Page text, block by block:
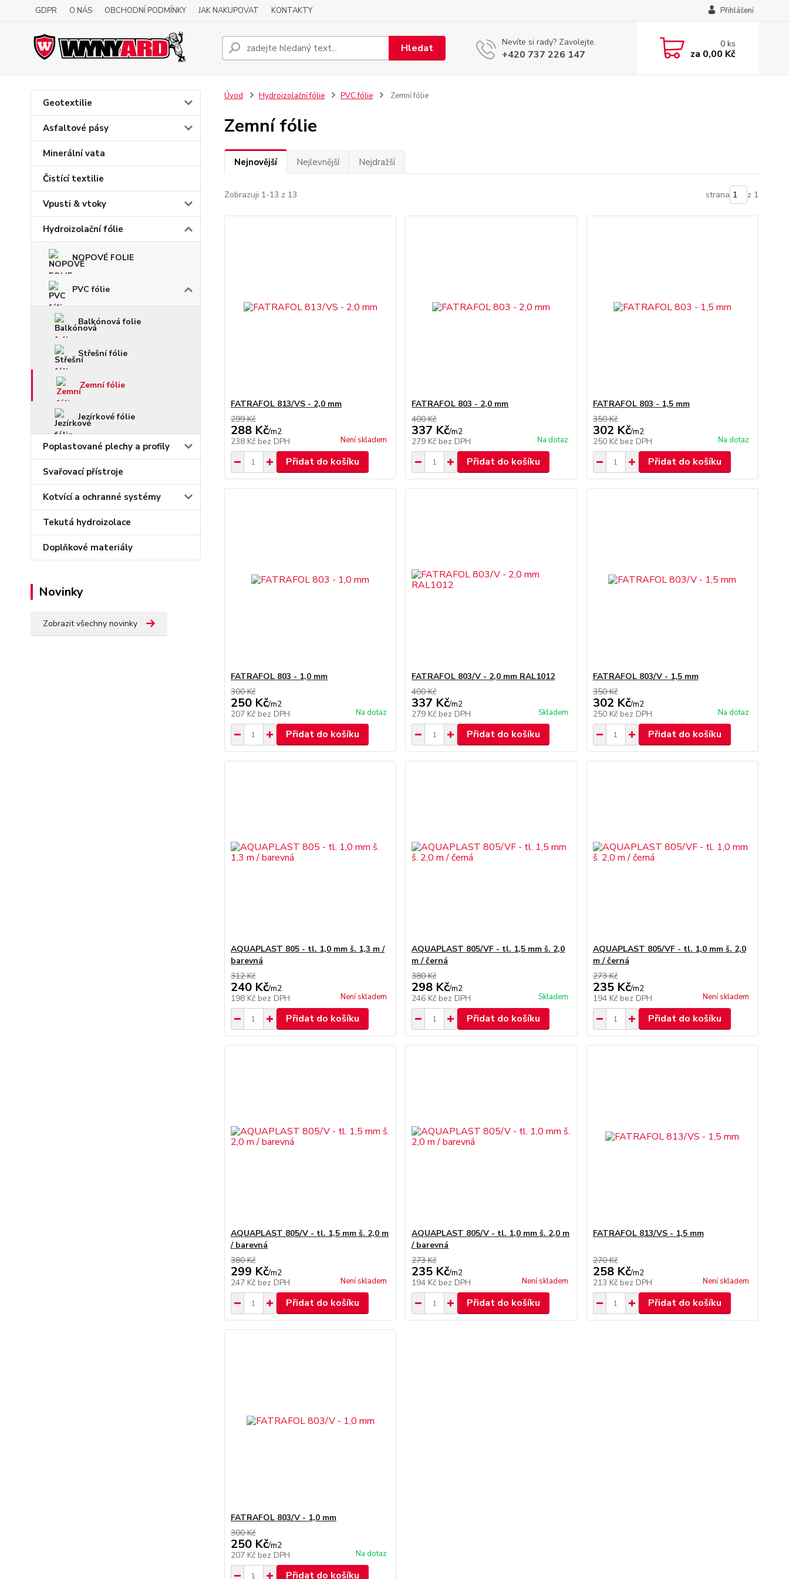
GDPR O NÁS OBCHODNÍ PODMÍNKY JAK NAKUPOVAT KONTAKTY Přihlášení
Hledat Nevíte si rady? Zavolejte.
+420 737 226 147
0ks
za 0,00 Kč
Geotextilie
Asfaltové pásy
Minerální vata
Čistící textilie
Vpusti & vtoky
Hydroizolační fólie
NOPOVÉ FOLIE
PVC fólie
Balkónová folie
Střešní fólie
Zemní fólie
Jezírkové fólie
Poplastované plechy a profily
Svařovací přístroje
Kotvící a ochranné systémy
Tekutá hydroizolace
Doplňkové materiály
Novinky
Zobrazit všechny novinky
Úvod Hydroizolační fólie PVC fólie Zemní fólie
Zemní fólie
Nejnovější Nejlevnější Nejdražší
Zobrazuji 1-13 z 13 strana z 1
FATRAFOL 813/VS - 2,0 mm
299 Kč
288 Kč/m2
238 Kč bez DPH Není skladem
Přidat do košíku
FATRAFOL 803 - 2,0 mm
400 Kč
337 Kč/m2
279 Kč bez DPH Na dotaz
Přidat do košíku
FATRAFOL 803 - 1,5 mm
350 Kč
302 Kč/m2
250 Kč bez DPH Na dotaz
Přidat do košíku
FATRAFOL 803 - 1,0 mm
300 Kč
250 Kč/m2
207 Kč bez DPH Na dotaz
Přidat do košíku
FATRAFOL 803/V - 2,0 mm RAL1012
400 Kč
337 Kč/m2
279 Kč bez DPH Skladem
Přidat do košíku
FATRAFOL 803/V - 1,5 mm
350 Kč
302 Kč/m2
250 Kč bez DPH Na dotaz
Přidat do košíku
AQUAPLAST 805 - tl. 1,0 mm š. 1,3 m /
barevná
312 Kč
240 Kč/m2
198 Kč bez DPH Není skladem
Přidat do košíku
AQUAPLAST 805/VF - tl. 1,5 mm š. 2,0
m / černá
380 Kč
298 Kč/m2
246 Kč bez DPH Skladem
Přidat do košíku
AQUAPLAST 805/VF - tl. 1,0 mm š. 2,0
m / černá
273 Kč
235 Kč/m2
194 Kč bez DPH Není skladem
Přidat do košíku
AQUAPLAST 805/V - tl. 1,5 mm š. 2,0 m
/ barevná
380 Kč
299 Kč/m2
247 Kč bez DPH Není skladem
Přidat do košíku
AQUAPLAST 805/V - tl. 1,0 mm š. 2,0 m
/ barevná
273 Kč
235 Kč/m2
194 Kč bez DPH Není skladem
Přidat do košíku
FATRAFOL 813/VS - 1,5 mm
270 Kč
258 Kč/m2
213 Kč bez DPH Není skladem
Přidat do košíku
FATRAFOL 803/V - 1,0 mm
300 Kč
250 Kč/m2
207 Kč bez DPH Na dotaz
Přidat do košíku